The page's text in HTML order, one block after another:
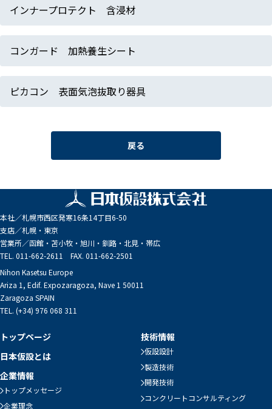
インナープロテクト 含浸材
コンガード 加熱養生シート
ピカコン 表面気泡抜取り器具
戻る
本社／札幌市西区発寒16条14丁目6-50
支店／札幌・東京
営業所／函館・苫小牧・旭川・釧路・北見・帯広
TEL. 011-662-2611 FAX. 011-662-2501
Nihon Kasetsu Europe
Ariza 1, Edif. Expozaragoza, Nave 1 50011
Zaragoza SPAIN
TEL. (+34) 976 068 311
トップページ
日本仮設とは
企業情報
トップメッセージ
企業理念
技術情報
仮設設計
製造技術
開発技術
コンクリートコンサルティング